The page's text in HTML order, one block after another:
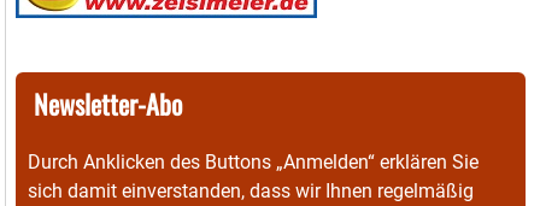
Newsletter-Abo
Durch Anklicken des Buttons „Anmelden“ erklären Sie
sich damit einverstanden, dass wir Ihnen regelmäßig